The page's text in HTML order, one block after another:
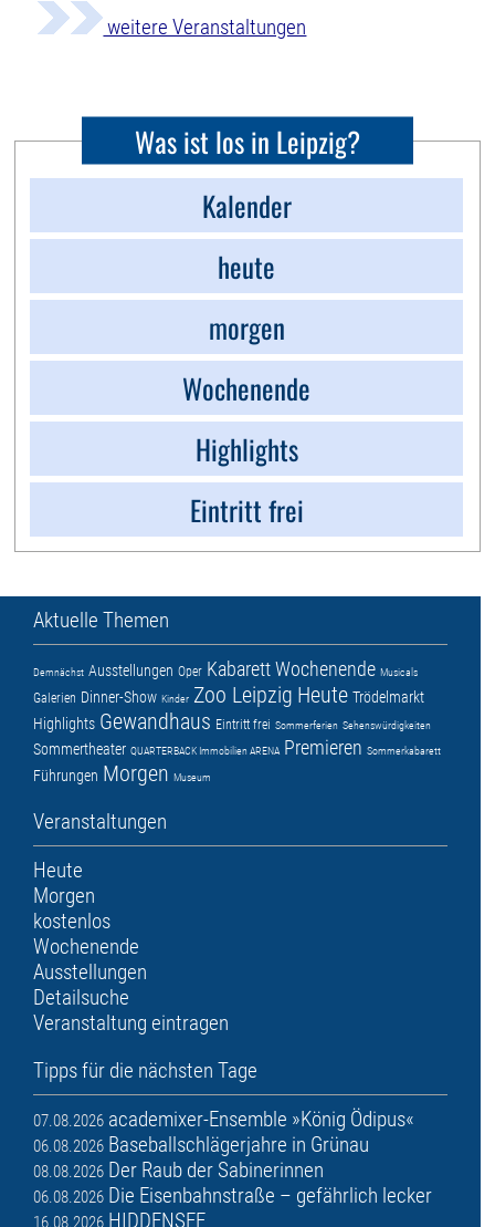
weitere Veranstaltungen
Was ist los in Leipzig?
Kalender
heute
morgen
Wochenende
Highlights
Eintritt frei
Aktuelle Themen
Demnächst Ausstellungen Oper KabarettWochenende Musicals
Galerien Dinner-Show Kinder Zoo Leipzig Heute Trödelmarkt
Highlights Gewandhaus Eintritt frei Sommerferien Sehenswürdigkeiten
Sommertheater QUARTERBACK Immobilien ARENA Premieren Sommerkabarett
Führungen Morgen Museum
Veranstaltungen
Heute
Morgen
kostenlos
Wochenende
Ausstellungen
Detailsuche
Veranstaltung eintragen
Tipps für die nächsten Tage
07.08.2026 academixer-Ensemble »König Ödipus«
06.08.2026 Baseballschlägerjahre in Grünau
08.08.2026 Der Raub der Sabinerinnen
06.08.2026 Die Eisenbahnstraße – gefährlich lecker
16.08.2026 HIDDENSEE